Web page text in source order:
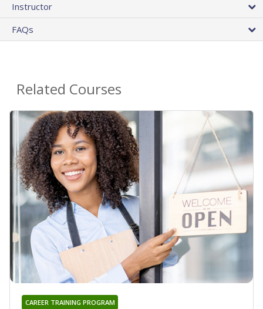
Instructor
FAQs
Related Courses
CAREER TRAINING PROGRAM